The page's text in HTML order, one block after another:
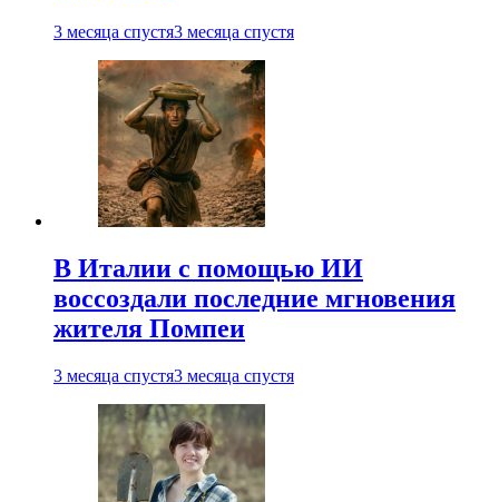
3 месяца спустя3 месяца спустя
В Италии с помощью ИИ
воссоздали последние мгновения
жителя Помпеи
3 месяца спустя3 месяца спустя